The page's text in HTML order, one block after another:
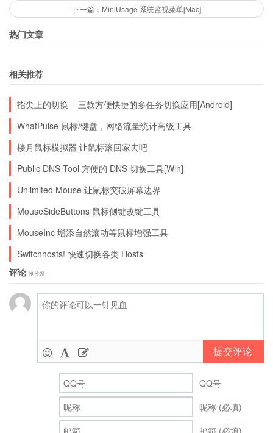
下一篇：MiniUsage 系统监视菜单[Mac]
热门文章
相关推荐
指尖上的切换 – 三款方便快捷的多任务切换应用[Android]
WhatPulse 鼠标/键盘，网络流量统计高级工具
楼月鼠标模拟器 让鼠标滚回家去吧
Public DNS Tool 方便的 DNS 切换工具[Win]
Unlimited Mouse 让鼠标突破屏幕边界
MouseSideButtons 鼠标侧键改键工具
MouseInc 增添自然滚动等鼠标增强工具
Switchhosts! 快速切换各类 Hosts
评论 抢沙发
提交评论
QQ号
昵称 (必填)
邮箱 (必填)